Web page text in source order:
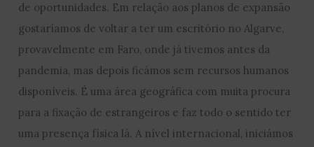
de oportunidades. Em relação aos planos de expansão
gostaríamos de voltar a ter um escritório no Algarve,
provavelmente em Faro, onde já tivemos antes da
pandemia, mas depois ficámos sem recursos humanos
disponíveis. É uma área geográfica com muita procura
para a fixação de estrangeiros e faz todo o sentido ter
uma presença física lá. A nível internacional, iniciámos